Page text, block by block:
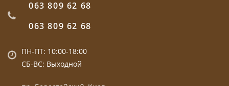
063 809 62 68
063 809 62 68
ПН-ПТ: 10:00-18:00
СБ-ВС: Выходной